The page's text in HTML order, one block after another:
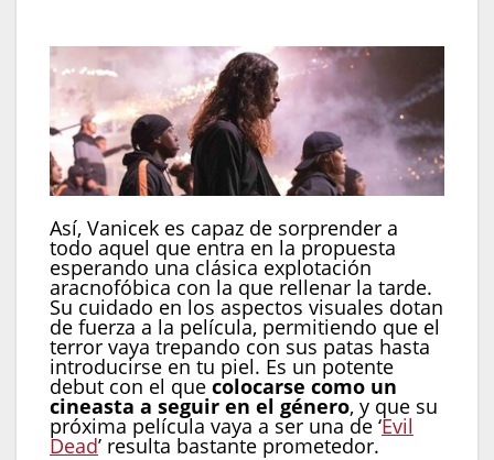
Así, Vanicek es capaz de sorprender a
todo aquel que entra en la propuesta
esperando una clásica explotación
aracnofóbica con la que rellenar la tarde.
Su cuidado en los aspectos visuales dotan
de fuerza a la película, permitiendo que el
terror vaya trepando con sus patas hasta
introducirse en tu piel. Es un potente
debut con el que colocarse como un
cineasta a seguir en el género, y que su
próxima película vaya a ser una de ‘Evil
Dead’ resulta bastante prometedor.